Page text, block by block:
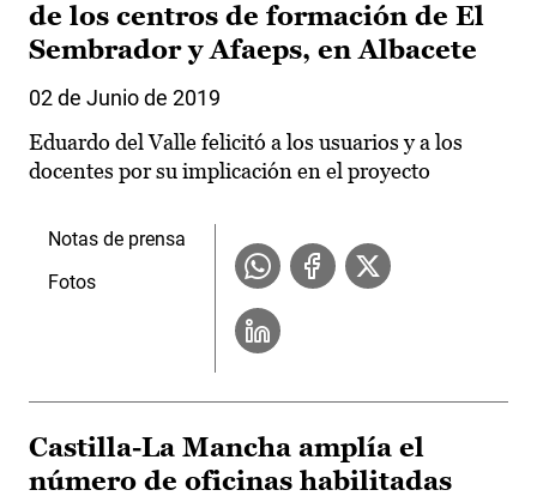
de los centros de formación de El
Sembrador y Afaeps, en Albacete
02 de Junio de 2019
Eduardo del Valle felicitó a los usuarios y a los
docentes por su implicación en el proyecto
Notas de prensa
Fotos
Castilla-La Mancha amplía el
número de oficinas habilitadas